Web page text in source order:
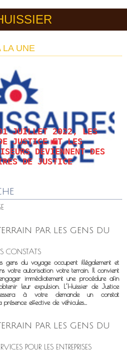
LA UNE
01 JUILLET 2022, LES
JUSTICE ET LES
DEVIENNENT DES
DE JUSTICE
PAR LES GENS DU
CONSTATS
gens du voyage occupent illégalement et
votre autorisation votre terrain. Il convient
immédiatement une procédure afin
leur expulsion. L’Huissier de Justice
à votre demande un constat
effective de véhicules...
PAR LES GENS DU
POUR LES ENTREPRISES